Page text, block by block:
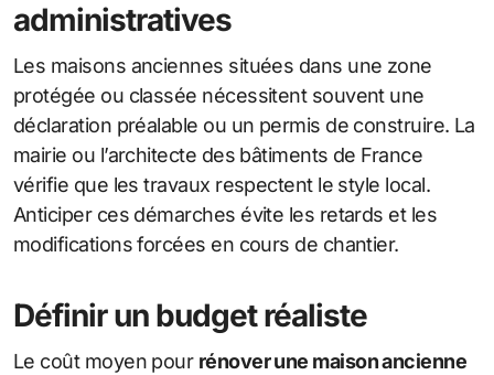
administratives
Les maisons anciennes situées dans une zone
protégée ou classée nécessitent souvent une
déclaration préalable ou un permis de construire. La
mairie ou l’architecte des bâtiments de France
vérifie que les travaux respectent le style local.
Anticiper ces démarches évite les retards et les
modifications forcées en cours de chantier.
Définir un budget réaliste
Le coût moyen pour rénover une maison ancienne